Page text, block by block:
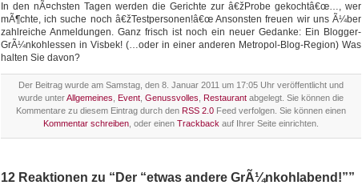
In den nÃ¤chsten Tagen werden die Gerichte zur â€žProbe gekochtâ€œ…, wer
mÃ¶chte, ich suche noch â€žTestpersonen!â€œ Ansonsten freuen wir uns Ã¼ber
zahlreiche Anmeldungen. Ganz frisch ist noch ein neuer Gedanke: Ein Blogger-
GrÃ¼nkohlessen in Visbek! (…oder in einer anderen Metropol-Blog-Region) Was
halten Sie davon?
Der Beitrag wurde am Samstag, den 8. Januar 2011 um 17:05 Uhr veröffentlicht und
wurde unterAllgemeines Event Genussvolles Restaurant abgelegt. Sie können die
Kommentare zu diesem Eintrag durch den RSS 2.0 Feed verfolgen. Sie können einen
Kommentar schreiben , oder einen Trackback auf Ihrer Seite einrichten.
12 Reaktionen zu “Der “etwas andere GrÃ¼nkohlabend!””